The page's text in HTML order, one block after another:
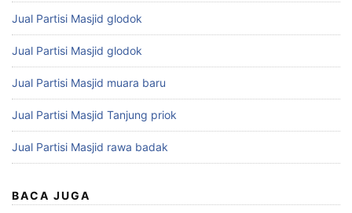
Jual Partisi Masjid glodok
Jual Partisi Masjid glodok
Jual Partisi Masjid muara baru
Jual Partisi Masjid Tanjung priok
Jual Partisi Masjid rawa badak
BACA JUGA